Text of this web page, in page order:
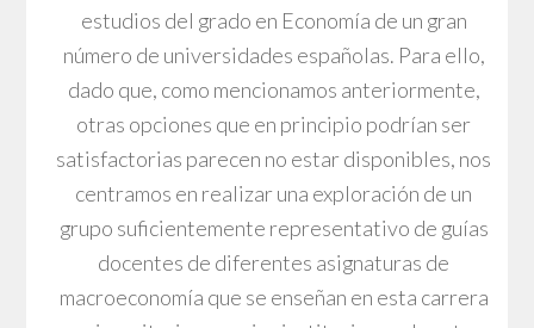
estudios del grado en Economía de un gran
número de universidades españolas. Para ello,
dado que, como mencionamos anteriormente,
otras opciones que en principio podrían ser
satisfactorias parecen no estar disponibles, nos
centramos en realizar una exploración de un
grupo suficientemente representativo de guías
docentes de diferentes asignaturas de
macroeconomía que se enseñan en esta carrera